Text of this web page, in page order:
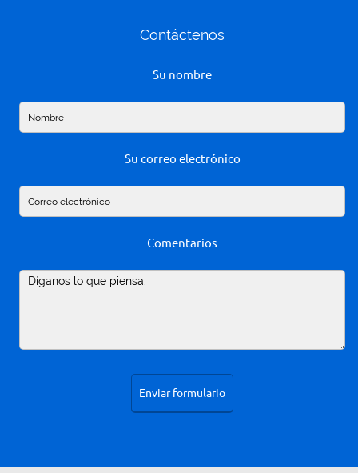
Contáctenos
Su nombre
Su correo electrónico
Comentarios
Enviar formulario